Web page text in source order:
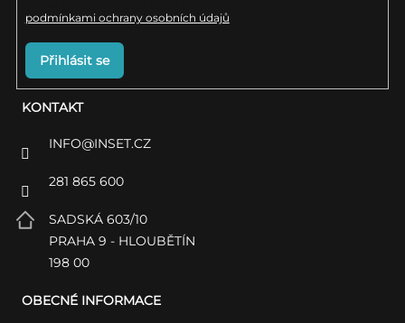
KONTAKT
INFO@INSET.CZ
281 865 600
SADSKÁ 603/10
PRAHA 9 - HLOUBĚTÍN
198 00
OBECNÉ INFORMACE
podmínkami ochrany osobních údajů
Přihlásit se